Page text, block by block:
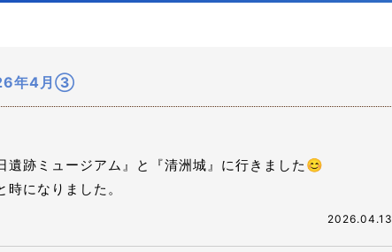
年4月③
遺跡ミュージアム』と『清洲城』に行きました😊
になりました。
2026.04.13